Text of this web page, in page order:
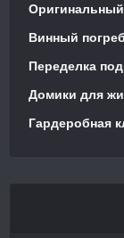
Винный погреб
Переделка
Домики для
Гардеробная